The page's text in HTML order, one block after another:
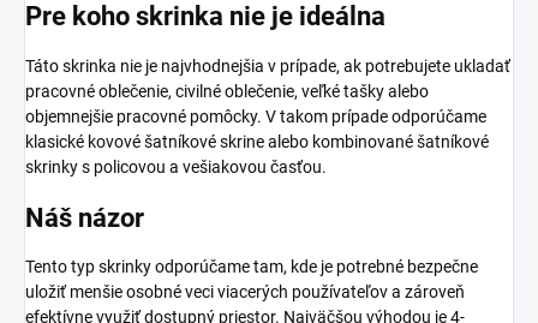
Pre koho skrinka nie je ideálna
Táto skrinka nie je najvhodnejšia v prípade, ak potrebujete ukladať
pracovné oblečenie, civilné oblečenie, veľké tašky alebo
objemnejšie pracovné pomôcky. V takom prípade odporúčame
klasické kovové šatníkové skrine alebo kombinované šatníkové
skrinky s policovou a vešiakovou časťou.
Náš názor
Tento typ skrinky odporúčame tam, kde je potrebné bezpečne
uložiť menšie osobné veci viacerých používateľov a zároveň
efektívne využiť dostupný priestor. Najväčšou výhodou je 4-